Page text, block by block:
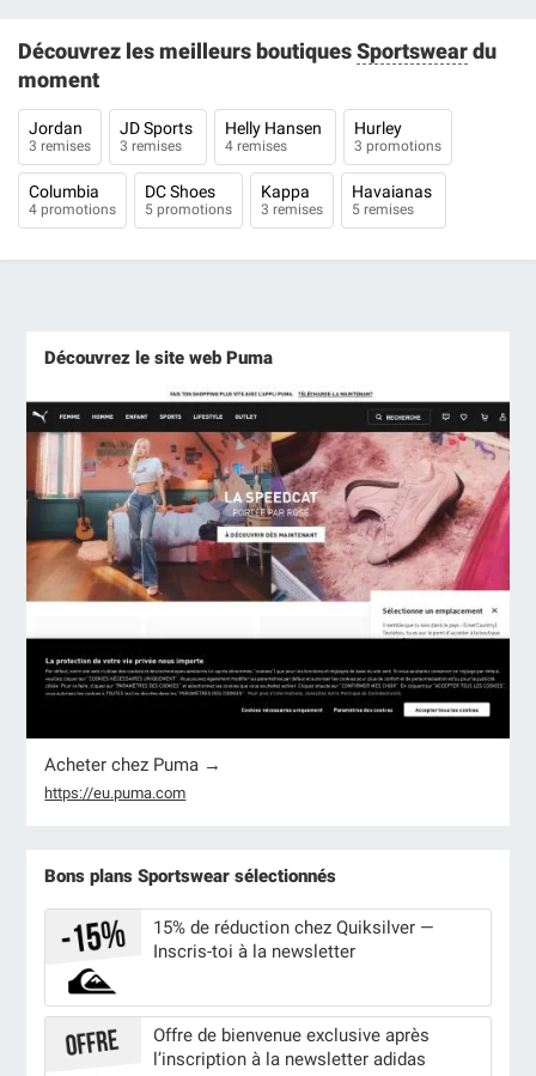
Découvrez les meilleurs boutiquesSportsweardu
moment
Jordan
3 remises
JD Sports
3 remises
Helly Hansen
4 remises
Hurley
3 promotions
Columbia
4 promotions
DC Shoes
5 promotions
Kappa
3 remises
Havaianas
5 remises
Découvrez le site web Puma
Acheter chez Puma →
https://eu.puma.com
Bons plans Sportswear sélectionnés
15% de réduction chez Quiksilver —
Inscris-toi à la newsletter
Offre de bienvenue exclusive après
l’inscription à la newsletter adidas